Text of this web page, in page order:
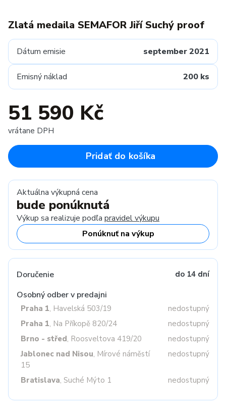
Zlatá medaila SEMAFOR Jiří Suchý proof
Dátum emisie september 2021
Emisný náklad 200 ks
51 590 Kč
vrátane DPH
Pridať do košíka
Aktuálna výkupná cena
bude ponúknutá
Výkup sa realizuje podľa pravidel výkupu
Ponúknuť na výkup
Doručenie do 14 dní
Osobný odber v predajni
Praha 1, Havelská 503/19
nedostupný
Praha 1, Na Příkopě 820/24
nedostupný
Brno - střed, Roosveltova 419/20
nedostupný
Jablonec nad Nisou, Mírové náměstí
15
nedostupný
Bratislava, Suché Mýto 1 nedostupný